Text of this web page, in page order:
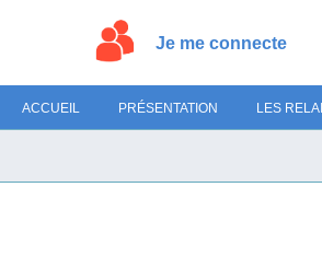
Je me connecte
ACCUEIL PRÉSENTATION LES